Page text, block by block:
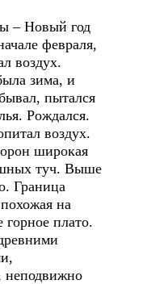
– Новый год
февраля,
воздух.
зима, и
пытался
Рождался.
воздух.
широкая
туч. Выше
Граница
на
горное плато.
неподвижно